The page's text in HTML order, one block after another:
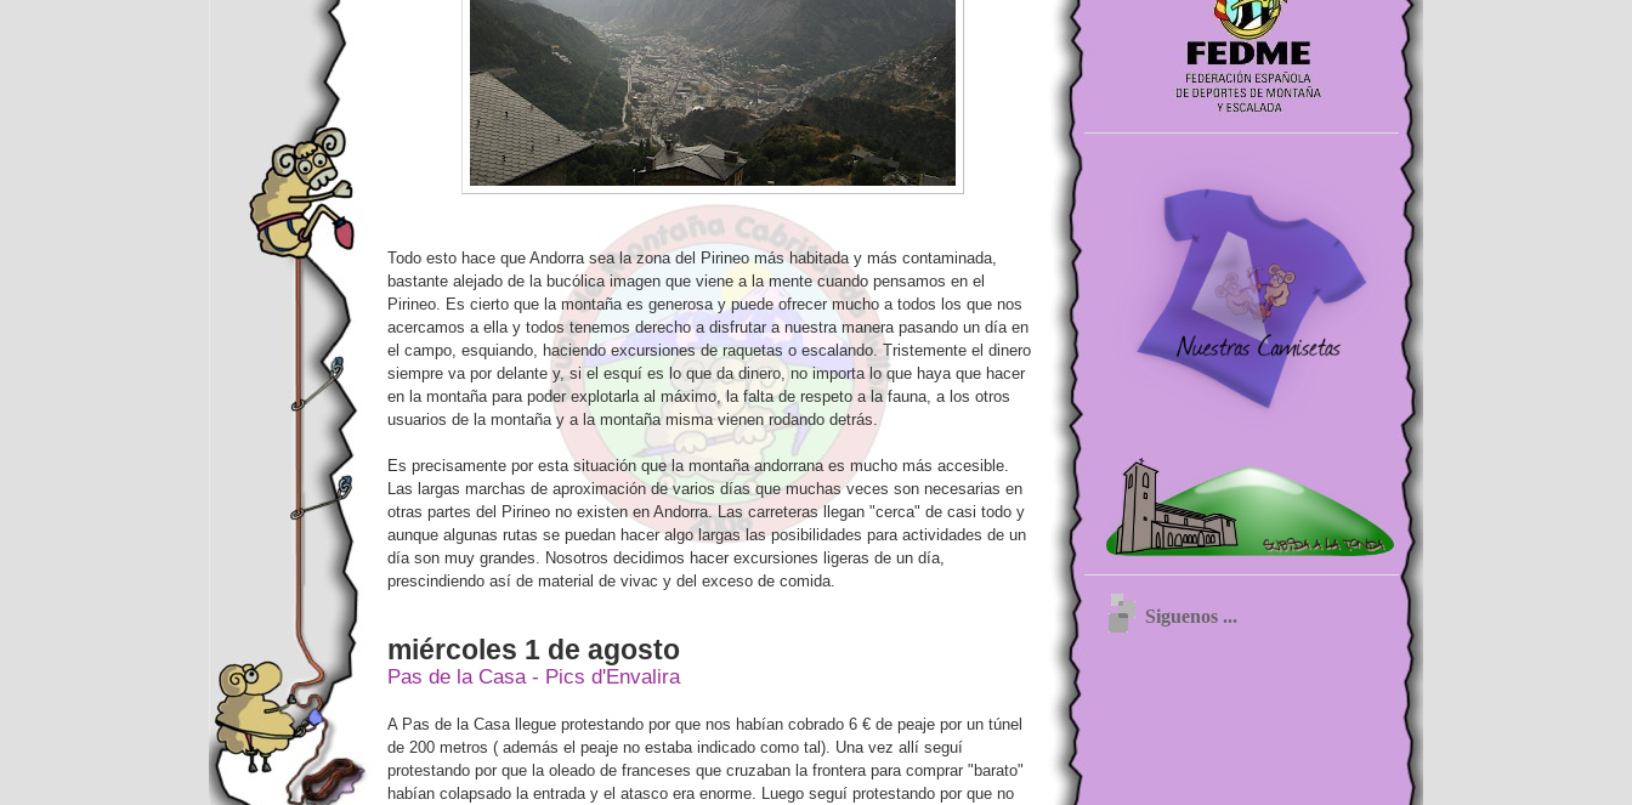
Todo esto hace que Andorra sea la zona del Pirineo más habitada y más contaminada,
bastante alejado de la bucólica imagen que viene a la mente cuando pensamos en el
Pirineo. Es cierto que la montaña es generosa y puede ofrecer mucho a todos los que nos
acercamos a ella y todos tenemos derecho a disfrutar a nuestra manera pasando un día en
el campo, esquiando, haciendo excursiones de raquetas o escalando. Tristemente el dinero
siempre va por delante y, si el esquí es lo que da dinero, no importa lo que haya que hacer
en la montaña para poder explotarla al máximo, la falta de respeto a la fauna, a los otros
usuarios de la montaña y a la montaña misma vienen rodando detrás.
Es precisamente por esta situación que la montaña andorrana es mucho más accesible.
Las largas marchas de aproximación de varios días que muchas veces son necesarias en
otras partes del Pirineo no existen en Andorra. Las carreteras llegan "cerca" de casi todo y
aunque algunas rutas se puedan hacer algo largas las posibilidades para actividades de un
día son muy grandes. Nosotros decidimos hacer excursiones ligeras de un día,
prescindiendo así de material de vivac y del exceso de comida.
miércoles 1 de agosto
Pas de la Casa - Pics d'Envalira
A Pas de la Casa llegue protestando por que nos habían cobrado 6 € de peaje por un túnel
de 200 metros ( además el peaje no estaba indicado como tal). Una vez allí seguí
protestando por que la oleado de franceses que cruzaban la frontera para comprar "barato"
habían colapsado la entrada y el atasco era enorme. Luego seguí protestando por que no
Siguenos ...